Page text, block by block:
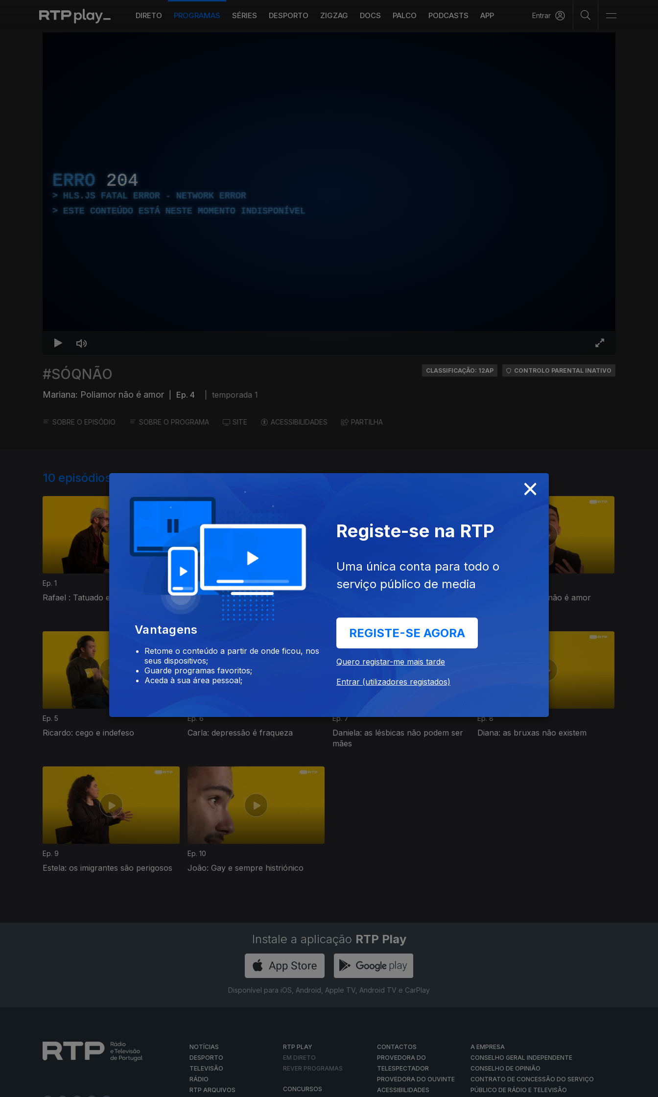
DIRETO PROGRAMAS SÉRIES DESPORTO ZIGZAG DOCS PALCO PODCASTS APP Entrar
ERRO 204
HLS.JS FATAL ERROR - NETWORK ERROR
ESTE CONTEÚDO ESTÁ NESTE MOMENTO INDISPONÍVEL
#SÓQNÃO
Mariana: Poliamor não é amor Ep. 4 temporada 1
CLASSIFICAÇÃO: 12AP CONTROLO PARENTAL INATIVO
SOBRE O EPISÓDIO SOBRE O PROGRAMA SITE ACESSIBILIDADES PARTILHA
10 episódios disponíveis
Ep. 1
Rafael : Tatuado e bandido
Ep. 2
Joana : Gorda e preguiçosa
Ep. 3
Mariana: Poliamor não é amor
Ep. 5
Ricardo: cego e indefeso
Ep. 6
Carla: depressão é fraqueza
Ep. 7
Daniela: as lésbicas não podem ser
mães
Ep. 8
Diana: as bruxas não existem
Ep. 9
Estela: os imigrantes são perigosos
Ep. 10
João: Gay e sempre histriónico
Instale a aplicação RTP Play
Disponível para iOS, Android, Apple TV, Android TV e CarPlay
NOTÍCIAS
DESPORTO
TELEVISÃO
RÁDIO
RTP ARQUIVOS
RTP PLAY
EM DIRETO
REVER PROGRAMAS
CONCURSOS
CONTACTOS
PROVEDORA DO
TELESPECTADOR
PROVEDORA DO OUVINTE
ACESSIBILIDADES
A EMPRESA
CONSELHO GERAL INDEPENDENTE
CONSELHO DE OPINIÃO
CONTRATO DE CONCESSÃO DO SERVIÇO
PÚBLICO DE RÁDIO E TELEVISÃO
×
Vantagens
Retome o conteúdo a partir de onde ficou, nos
seus dispositivos;
Guarde programas favoritos;
Aceda à sua área pessoal;
Registe-se na RTP
Uma única conta para todo o
serviço público de media
REGISTE-SE AGORA
Quero registar-me mais tarde
Entrar (utilizadores registados)